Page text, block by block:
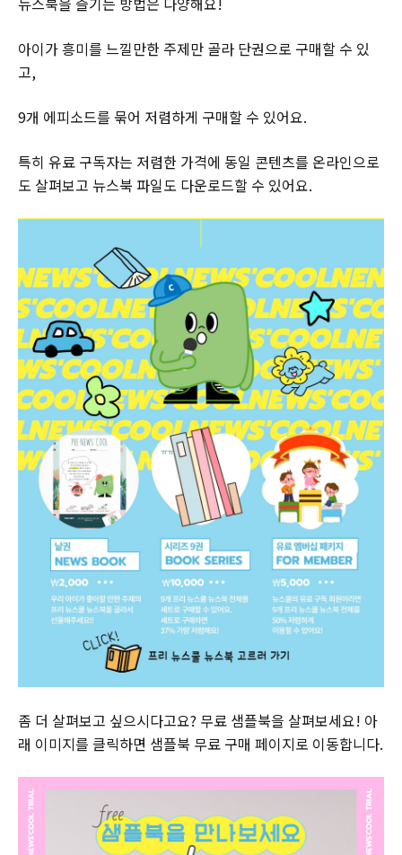
아이가 흥미를 느낄만한 주제만 골라 단권으로 구매할 수 있
고,
9개 에피소드를 묶어 저렴하게 구매할 수 있어요.
특히 유료 구독자는 저렴한 가격에 동일 콘텐츠를 온라인으로
도 살펴보고 뉴스북 파일도 다운로드할 수 있어요.
좀 더 살펴보고 싶으시다고요? 무료 샘플북을 살펴보세요! 아
래 이미지를 클릭하면 샘플북 무료 구매 페이지로 이동합니다.